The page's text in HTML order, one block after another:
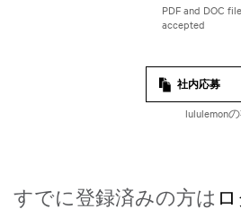
社内応募
lululemon
すでに登録済みの方は